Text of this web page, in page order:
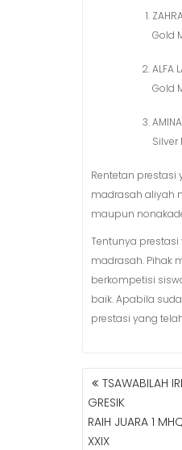
Gold
ALFA
Gold
Rentetan prestasi
madrasah aliyah
maupun
Tentunya prestasi
madrasah. Pihak
berkompetisi
baik. Apabila
prestasi yang
N
A
V
TSAWABILAH
GRESIK
RAIH JUARA 1
XXIX